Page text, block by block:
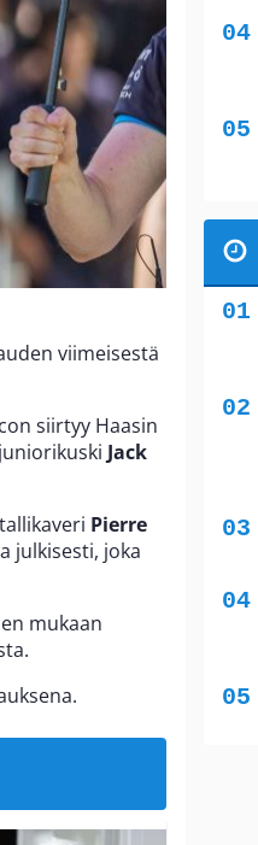
viimeisestä
siirtyy Haasin
Jack
Pierre
julkisesti, joka
mukaan